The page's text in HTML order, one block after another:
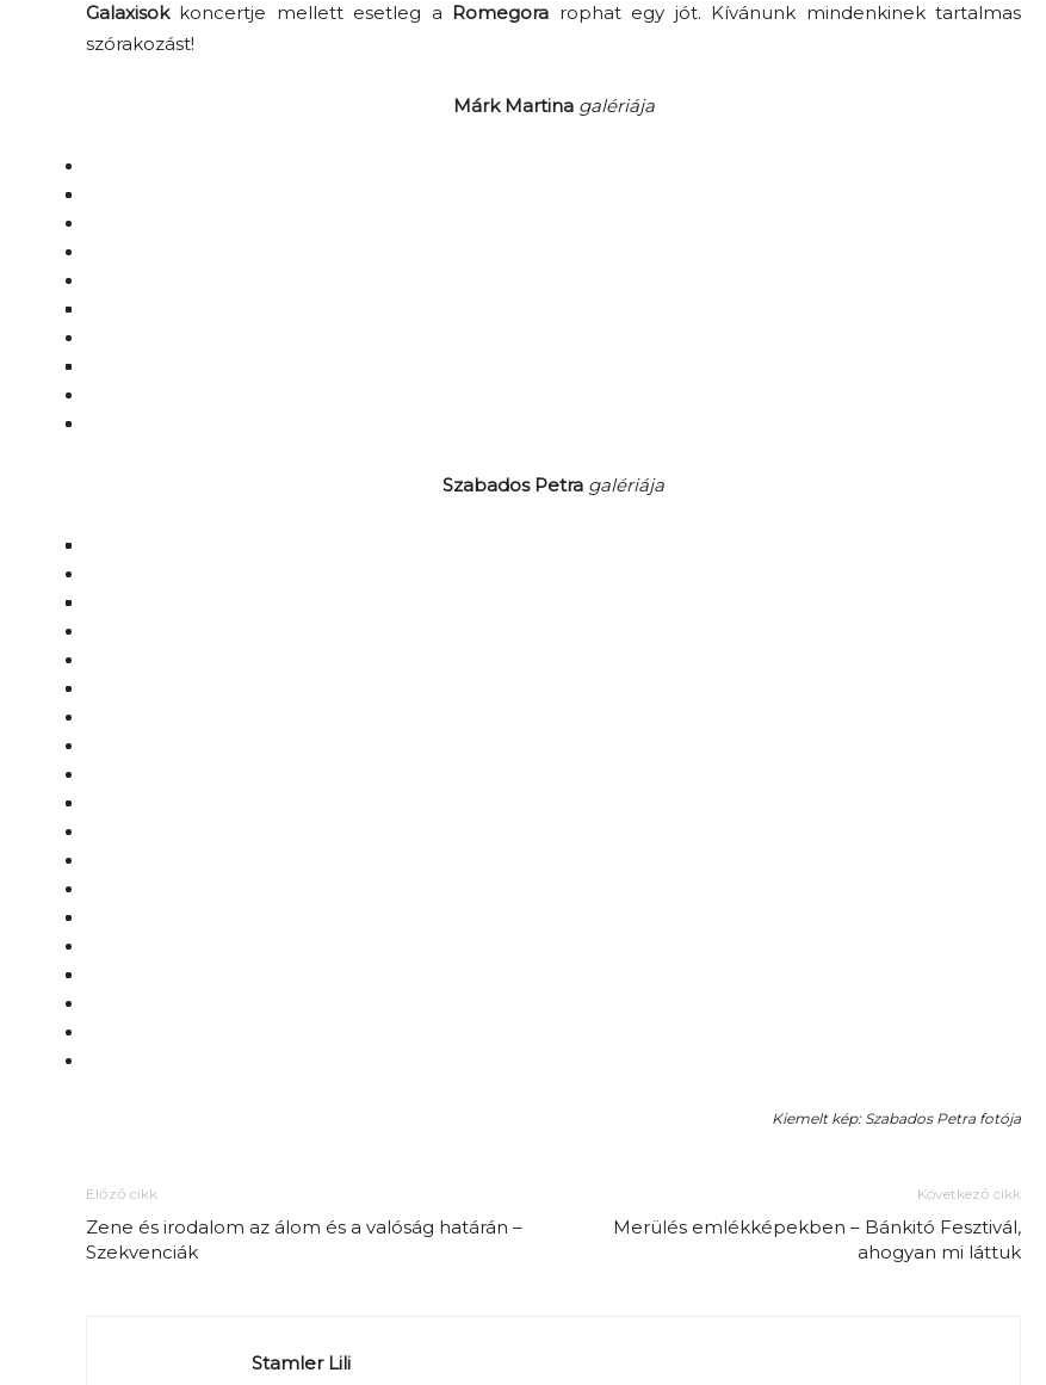
Galaxisokkoncertje mellett esetleg a Romegora rophat egy jót. Kívánunk mindenkinek tartalmas
szórakozást!
Márk Martina galériája
Szabados Petra galériája
Kiemelt kép: Szabados Petra fotója
Előző cikk
Zene és irodalom az álom és a valóság határán –
Szekvenciák
Következő cikk
Merülés emlékképekben – Bánkitó Fesztivál,
ahogyan mi láttuk
Stamler Lili